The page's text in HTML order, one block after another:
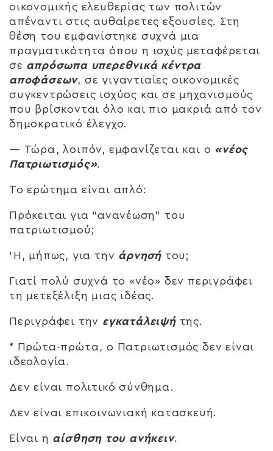
οικονομικής ελευθερίας των πολιτών
απέναντι στις αυθαίρετες εξουσίες. Στη
θέση του εμφανίστηκε συχνά μια
πραγματικότητα όπου η ισχύς μεταφέρεται
σε απρόσωπα υπερεθνικά κέντρα
αποφάσεων, σε γιγαντιαίες οικονομικές
συγκεντρώσεις ισχύος και σε μηχανισμούς
που βρίσκονται όλο και πιο μακριά από τον
δημοκρατικό έλεγχο.
— Τώρα, λοιπόν, εμφανίζεται και ο «νέος
Πατριωτισμός».
Το ερώτημα είναι απλό:
Πρόκειται για “ανανέωση” του
πατριωτισμού;
‘Η, μήπως, για την άρνησή του;
Γιατί πολύ συχνά το «νέο» δεν περιγράφει
τη μετεξέλιξη μιας ιδέας.
Περιγράφει την εγκατάλειψή της.
* Πρώτα-πρώτα, ο Πατριωτισμός δεν είναι
ιδεολογία.
Δεν είναι πολιτικό σύνθημα.
Δεν είναι επικοινωνιακή κατασκευή.
Είναι η αίσθηση του ανήκειν.